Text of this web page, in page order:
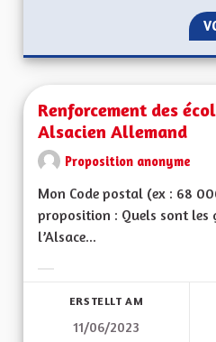
Renforcement des
Alsacien Allemand
Proposition anonyme
Mon Code postal (ex : 68
proposition : Quels sont les
l’Alsace...
ERSTELLT AM
11/06/2023